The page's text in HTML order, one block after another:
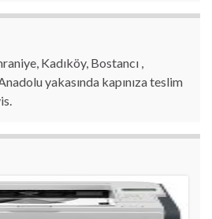
Kadıköy, Bostancı ,
yakasında kapınıza teslim